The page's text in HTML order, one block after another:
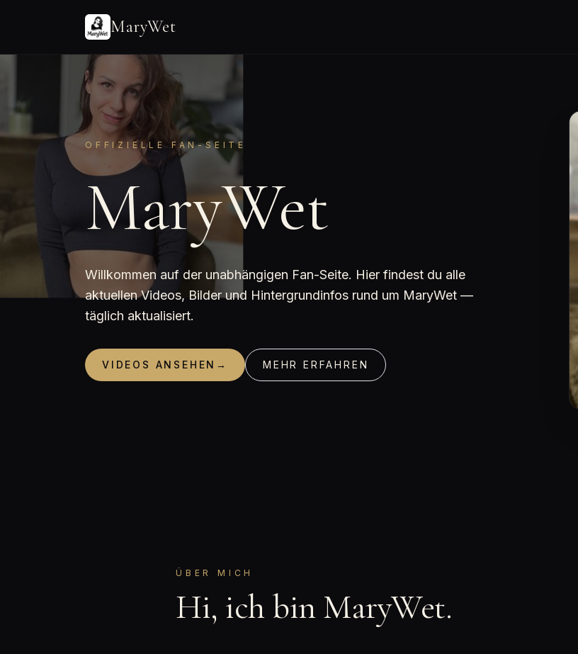
MaryWet
OFFIZIELLE FAN-SEITE
MaryWet
Willkommen auf der unabhängigen Fan-Seite. Hier findest du alle
aktuellen Videos, Bilder und Hintergrundinfos rund um MaryWet —
täglich aktualisiert.
VIDEOS ANSEHEN → MEHR ERFAHREN
ÜBER MICH
Hi, ich bin MaryWet.